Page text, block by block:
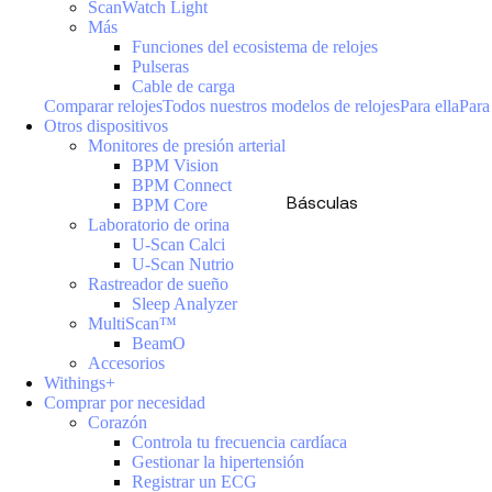
Básculas
ScanWatch Light
Más
Funciones del ecosistema de relojes
Pulseras
Cable de carga
Comparar relojesTodos nuestros modelos de relojesPara ella
Otros dispositivos
Monitores de presión arterial
BPM Vision
BPM Connect
BPM Core
Laboratorio de orina
U-Scan Calci
U-Scan Nutrio
Rastreador de sueño
Sleep Analyzer
MultiScan™
BeamO
Accesorios
Withings+
Comprar por necesidad
Corazón
Controla tu frecuencia cardíaca
Gestionar la hipertensión
Registrar un ECG